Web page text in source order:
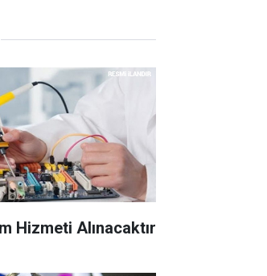
Hizmeti Alınacaktır